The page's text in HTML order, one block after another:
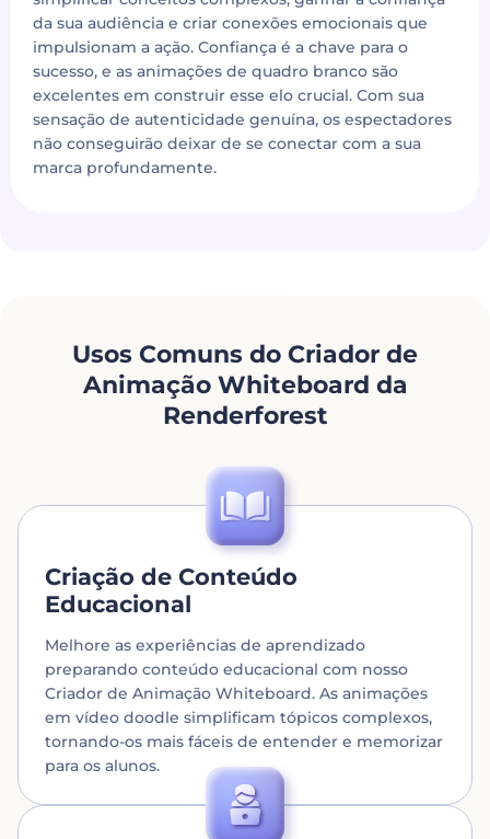
da sua audiência e criar conexões emocionais que
impulsionam a ação. Confiança é a chave para o
sucesso, e as animações de quadro branco são
excelentes em construir esse elo crucial. Com sua
sensação de autenticidade genuína, os espectadores
não conseguirão deixar de se conectar com a sua
marca profundamente.
Usos Comuns do Criador de
Animação Whiteboard da
Renderforest
Criação de Conteúdo
Educacional
Melhore as experiências de aprendizado
preparando conteúdo educacional com nosso
Criador de Animação Whiteboard. As animações
em vídeo doodle simplificam tópicos complexos,
tornando-os mais fáceis de entender e memorizar
para os alunos.